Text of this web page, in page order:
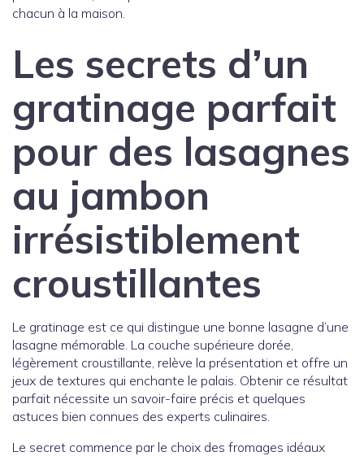
chacun à la maison.
Les secrets d’un
gratinage parfait
pour des lasagnes
au jambon
irrésistiblement
croustillantes
Le gratinage est ce qui distingue une bonne lasagne d’une
lasagne mémorable. La couche supérieure dorée,
légèrement croustillante, relève la présentation et offre un
jeux de textures qui enchante le palais. Obtenir ce résultat
parfait nécessite un savoir-faire précis et quelques
astuces bien connues des experts culinaires.
Le secret commence par le choix des fromages idéaux